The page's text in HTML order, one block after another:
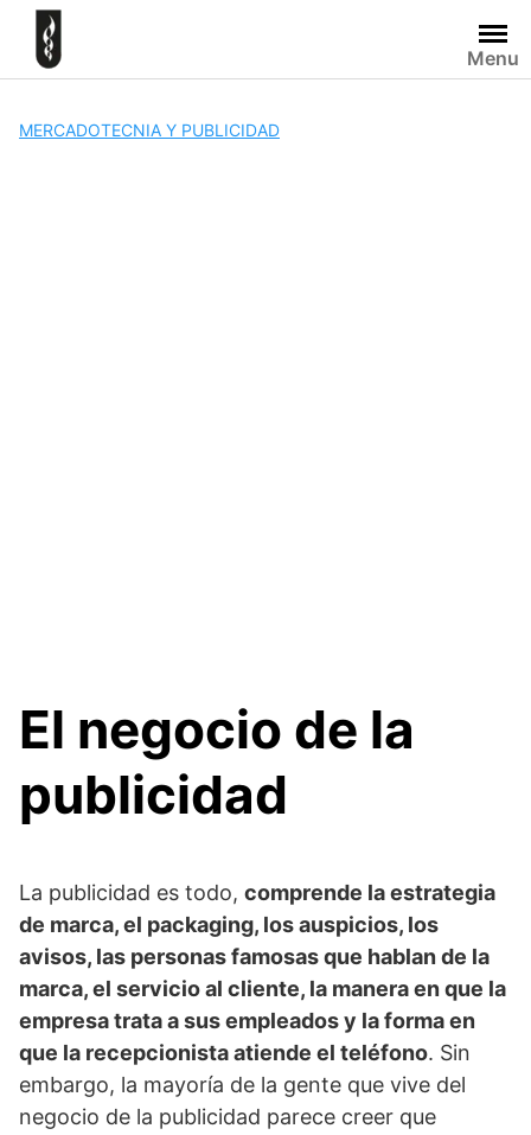
Skip
content
Menu
MERCADOTECNIA Y PUBLICIDAD
El negocio de la
publicidad
La publicidad es todo, comprende la estrategia
de marca, el packaging, los auspicios, los
avisos, las personas famosas que hablan de la
marca, el servicio al cliente, la manera en que la
empresa trata a sus empleados y la forma en
que la recepcionista atiende el teléfono. Sin
embargo, la mayoría de la gente que vive del
negocio de la publicidad parece creer que